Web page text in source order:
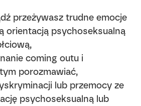
przeżywasz trudne emocje
orientacją psychoseksualną
coming outu i
porozmawiać,
lub przemocy ze
psychoseksualną lub